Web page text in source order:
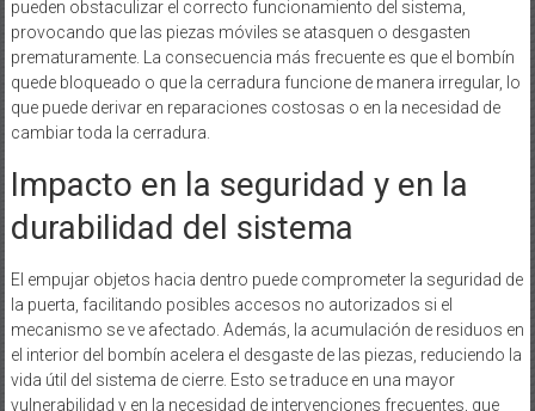
pueden obstaculizar el correcto funcionamiento del sistema,
provocando que las piezas móviles se atasquen o desgasten
prematuramente. La consecuencia más frecuente es que el bombín
quede bloqueado o que la cerradura funcione de manera irregular, lo
que puede derivar en reparaciones costosas o en la necesidad de
cambiar toda la cerradura.
Impacto en la seguridad y en la
durabilidad del sistema
El empujar objetos hacia dentro puede comprometer la seguridad de
la puerta, facilitando posibles accesos no autorizados si el
mecanismo se ve afectado. Además, la acumulación de residuos en
el interior del bombín acelera el desgaste de las piezas, reduciendo la
vida útil del sistema de cierre. Esto se traduce en una mayor
vulnerabilidad y en la necesidad de intervenciones frecuentes, que